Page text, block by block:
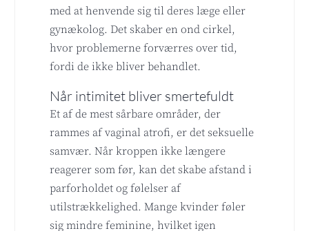
med at henvende sig til deres læge eller
gynækolog. Det skaber en ond cirkel,
hvor problemerne forværres over tid,
fordi de ikke bliver behandlet.
Når intimitet bliver smertefuldt
Et af de mest sårbare områder, der
rammes af vaginal atrofi, er det seksuelle
samvær. Når kroppen ikke længere
reagerer som før, kan det skabe afstand i
parforholdet og følelser af
utilstrækkelighed. Mange kvinder føler
sig mindre feminine, hvilket igen